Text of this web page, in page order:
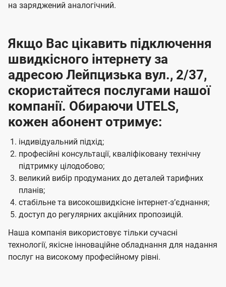
на заряджений аналогічний.
Якщо Вас цікавить підключення
швидкісного інтернету за
адресою Лейпцизька вул., 2/37,
скористайтеся послугами нашої
компанії. Обираючи UTELS,
кожен абонент отримує:
індивідуальний підхід;
професійні консультації, кваліфіковану технічну
підтримку цілодобово;
великий вибір продуманих до деталей тарифних
планів;
стабільне та високошвидкісне інтернет-зʼєднання;
доступ до регулярних акційних пропозицій.
Наша компанія використовує тільки сучасні
технології, якісне інноваційне обладнання для надання
послуг на високому професійному рівні.